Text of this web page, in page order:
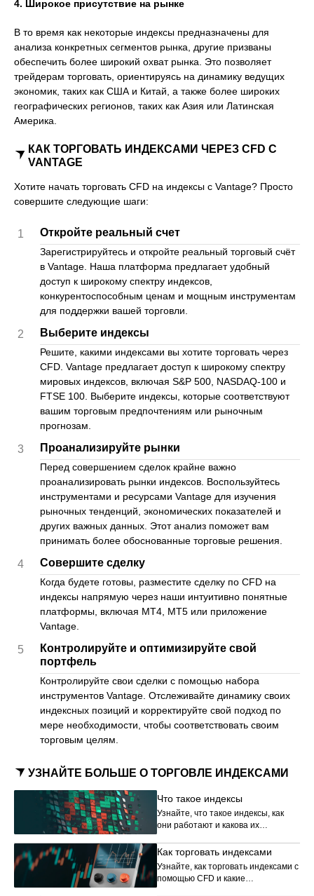
4. Широкое присутствие на рынке
В то время как некоторые индексы предназначены для
анализа конкретных сегментов рынка, другие призваны
обеспечить более широкий охват рынка. Это позволяет
трейдерам торговать, ориентируясь на динамику ведущих
экономик, таких как США и Китай, а также более широких
географических регионов, таких как Азия или Латинская
Америка.
КАК ТОРГОВАТЬ ИНДЕКСАМИ ЧЕРЕЗ CFD С
VANTAGE
Хотите начать торговать CFD на индексы с Vantage? Просто
совершите следующие шаги:
1 Откройте реальный счет
Зарегистрируйтесь и откройте реальный торговый счёт
в Vantage. Наша платформа предлагает удобный
доступ к широкому спектру индексов,
конкурентоспособным ценам и мощным инструментам
для поддержки вашей торговли.
2 Выберите индексы
Решите, какими индексами вы хотите торговать через
CFD. Vantage предлагает доступ к широкому спектру
мировых индексов, включая S&P 500, NASDAQ-100 и
FTSE 100. Выберите индексы, которые соответствуют
вашим торговым предпочтениям или рыночным
прогнозам.
3 Проанализируйте рынки
Перед совершением сделок крайне важно
проанализировать рынки индексов. Воспользуйтесь
инструментами и ресурсами Vantage для изучения
рыночных тенденций, экономических показателей и
других важных данных. Этот анализ поможет вам
принимать более обоснованные торговые решения.
4 Совершите сделку
Когда будете готовы, разместите сделку по CFD на
индексы напрямую через наши интуитивно понятные
платформы, включая MT4, MT5 или приложение
Vantage.
5
Контролируйте и оптимизируйте свой
портфель
Контролируйте свои сделки с помощью набора
инструментов Vantage. Отслеживайте динамику своих
индексных позиций и корректируйте свой подход по
мере необходимости, чтобы соответствовать своим
торговым целям.
УЗНАЙТЕ БОЛЬШЕ О ТОРГОВЛЕ ИНДЕКСАМИ
Что такое индексы
Узнайте, что такое индексы, как
они работают и какова их
и в трейдинге.
Как торговать индексами
Узнайте, как торговать индексами с
помощью CFD и какие